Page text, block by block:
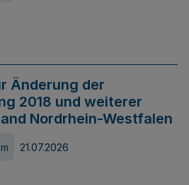
Änderung der
2018 und weiterer
Nordrhein-Westfalen
21.07.2026